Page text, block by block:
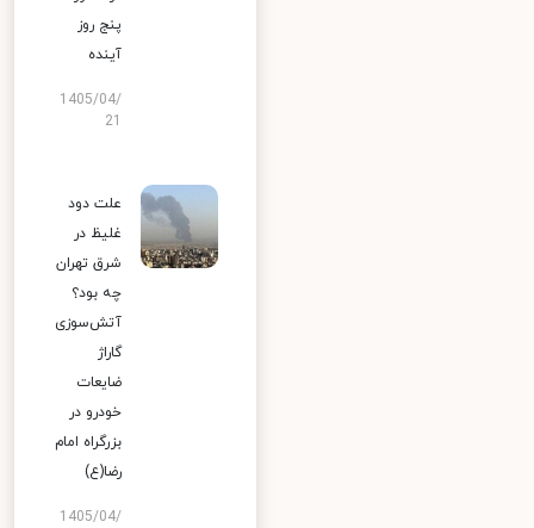
پنج روز
آینده
1405/04/
علت دود
غلیظ در
شرق تهران
چه بود؟
آتش‌سوزی
گاراژ
ضایعات
خودرو در
بزرگراه امام
رضا(ع)
1405/04/